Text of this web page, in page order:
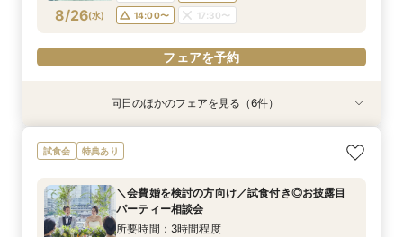
フェアを予約
フェアを予約
フェアを予約
フェアを予約
フェアを予約
フェアを予約
8/26(水)
14:00〜
17:30〜
フェアを予約
特典あり
8/26(水)
＼料理重視の方へ／最高グレードへUP特典付◎
人気料理演出体験
9:00〜
10:30〜
14:00〜
17:30〜
特典あり
8/26(水)
＼会費婚を検討の方向け／試食付き◎お披露目
パーティー相談会
9:00〜
10:30〜
14:00〜
17:30〜
特典あり
8/26(水)
＼駅直結＆ワンフロア貸切／持込OK×自由度◎贅
沢空間で叶うW
9:00〜
10:30〜
14:00〜
17:30〜
特典あり
8/26(水)
【自己負担ゼロで叶う】パーティースタイル提
案！コスパ◎相談会
9:00〜
10:30〜
14:00〜
17:30〜
特典あり
8/26(水)
＼1件目来館特典有／贅沢試食付◆見積もり＆日
程イチから相談会
9:00〜
10:30〜
14:00〜
17:30〜
8/26(水)
最短60分！さくっと相談OK◎スマホで簡単！オ
ンライン相談会
11:00〜
14:00〜
17:30〜
18:30〜
同日のほかのフェアを見る（6件）
試食会 特典あり
＼会費婚を検討の方向け／試食付き◎お披露目
パーティー相談会
所要時間：3時間程度